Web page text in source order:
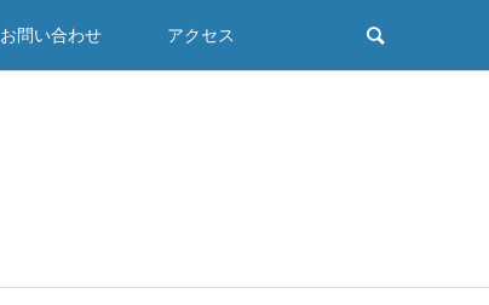
お問い合わせ アクセス